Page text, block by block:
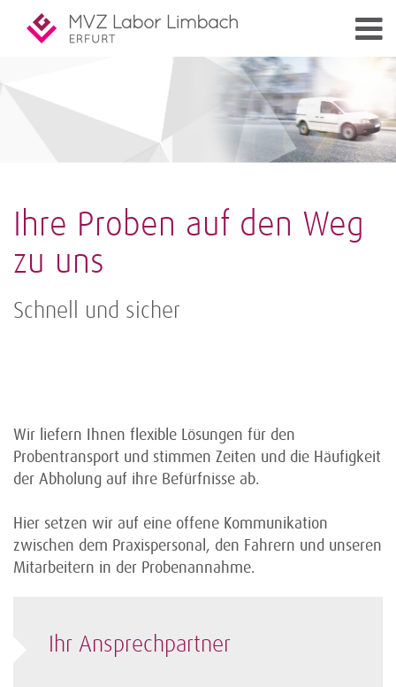
Ihre Proben auf den Weg
zu uns
Schnell und sicher
Wir liefern Ihnen flexible Lösungen für den
Probentransport und stimmen Zeiten und die Häufigkeit
der Abholung auf ihre Befürfnisse ab.
Hier setzen wir auf eine offene Kommunikation
zwischen dem Praxispersonal, den Fahrern und unseren
Mitarbeitern in der Probenannahme.
Ihr Ansprechpartner